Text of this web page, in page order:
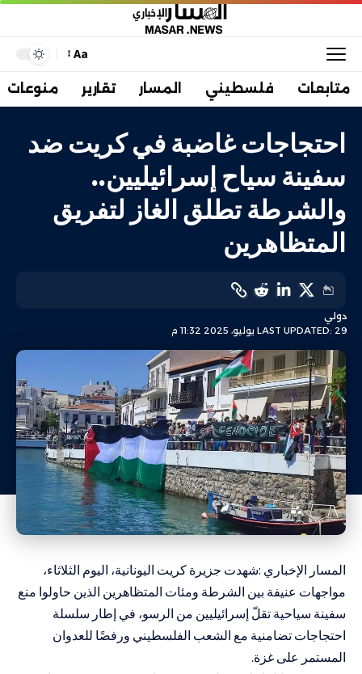
Aa
متابعات فلسطيني المسار تقارير منوعات
احتجاجات غاضبة في كريت ضد
سفينة سياح إسرائيليين..
والشرطة تطلق الغاز لتفريق
المتظاهرين
LAST UPDATED: 29 يوليو، 2025 11:32 م
دولي
المسار الإخباري :شهدت جزيرة كريت اليونانية، اليوم الثلاثاء،
مواجهات عنيفة بين الشرطة ومئات المتظاهرين الذين حاولوا منع
سفينة سياحية تقلّ إسرائيليين من الرسو، في إطار سلسلة
احتجاجات تضامنية مع الشعب الفلسطيني ورفضًا للعدوان
المستمر على غزة.